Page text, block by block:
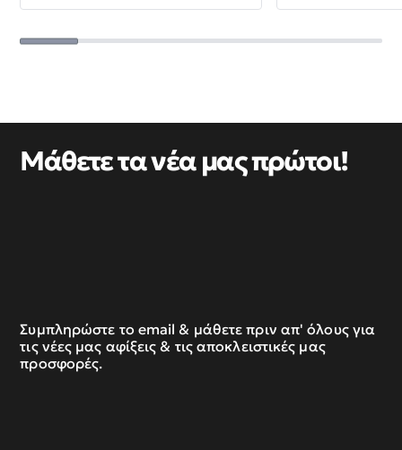
Μάθετε τα νέα μας πρώτοι!
Συμπληρώστε το email & μάθετε πριν απ' όλους για
τις νέες μας αφίξεις & τις αποκλειστικές μας
προσφορές.